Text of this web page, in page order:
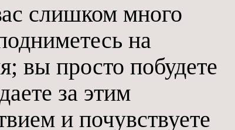
слишком много
на
вы просто побудете
за этим
и почувствуете